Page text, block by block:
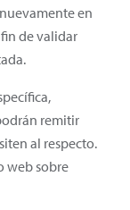
en
de validar
remitir
al respecto.
web sobre